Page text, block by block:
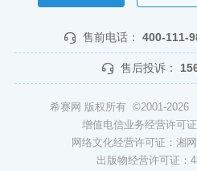
售前电话： 400-111-
售后投诉：
希赛网 版权所有 ©2001-2026
增值电信业务经营许可
网络文化经营许可证：湘
出版物经营许可证：